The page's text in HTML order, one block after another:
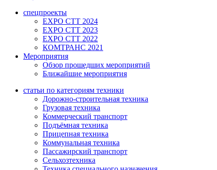
спецпроекты
EXPO CTT 2024
EXPO CTT 2023
EXPO CTT 2022
КОМТРАНС 2021
Мероприятия
Обзор прошедших мероприятий
Ближайшие мероприятия
статьи по категориям техники
Дорожно-строительная техника
Грузовая техника
Коммерческий транспорт
Подъёмная техника
Прицепная техника
Коммунальная техника
Пассажирский транспорт
Сельхозтехника